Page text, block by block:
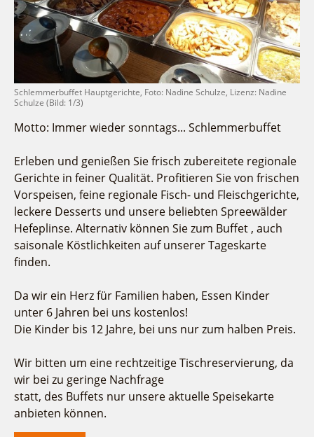
Einkaufen
Gruppen
Fremdenverkehrsvereine
Ludwig Leichhardt
Kahnfahrten
Fahrgastschiff
Campingplatz Jessern
Wirtschaftsförderung
Regionalentwicklung
SPOT
Bürgerbus
Q-Gemeinde Schwielochsee
Staatlich anerkannter Erholungsort Goyatz
Mein Brandenburg – Infostelen
Unternehmensbetreuung
ILB
WFG
Über uns
Team
Aktuelles
Warenkorb
Schlemmerbuffet Hauptgerichte, Foto: Nadine Schulze, Lizenz: Nadine
Schulze (Bild: 1/3)
Motto: Immer wieder sonntags... Schlemmerbuffet
Erleben und genießen Sie frisch zubereitete regionale
Gerichte in feiner Qualität. Profitieren Sie von frischen
Vorspeisen, feine regionale Fisch- und Fleischgerichte,
leckere Desserts und unsere beliebten Spreewälder
Hefeplinse. Alternativ können Sie zum Buffet , auch
saisonale Köstlichkeiten auf unserer Tageskarte
finden.
Da wir ein Herz für Familien haben, Essen Kinder
unter 6 Jahren bei uns kostenlos!
Die Kinder bis 12 Jahre, bei uns nur zum halben Preis.
Wir bitten um eine rechtzeitige Tischreservierung, da
wir bei zu geringe Nachfrage
statt, des Buffets nur unsere aktuelle Speisekarte
anbieten können.